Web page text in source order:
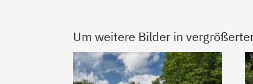
Um weitere Bilder in